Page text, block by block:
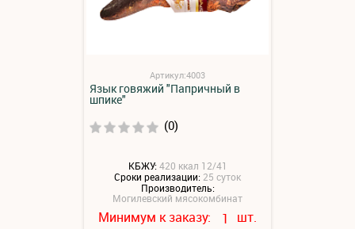
Артикул:4003
Язык говяжий "Папричный в
шпике"
(0)
КБЖУ: 420 ккал 12/41
Сроки реализации: 25 суток
Производитель:
Могилевский мясокомбинат
Минимум к заказу: 1 шт.